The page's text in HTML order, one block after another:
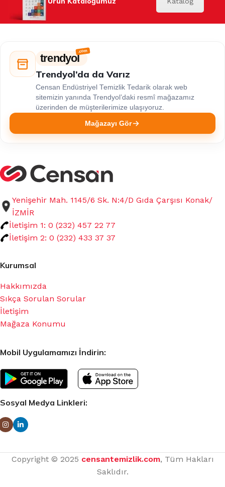
trendyol
Trendyol’da da Varız
Censan Endüstriyel Temizlik Tedarik olarak web
sitemizin yanında Trendyol’daki resmî mağazamız
üzerinden de müşterilerimize ulaşıyoruz.
Mağazayı Gör
Yenişehir Mah. 1145/6 Sk. N:4/D Gıda Çarşısı Konak/
İZMİR
İletişim 1: 0 (232) 457 22 77
İletişim 2: 0 (232) 433 37 37
Kurumsal
Hakkımızda
Sıkça Sorulan Sorular
İletişim
Mağaza Konumu
Mobil Uygulamamızı İndirin:
Sosyal Medya Linkleri:
Copyright © 2025 censantemizlik.com, Tüm Hakları
Saklıdır.